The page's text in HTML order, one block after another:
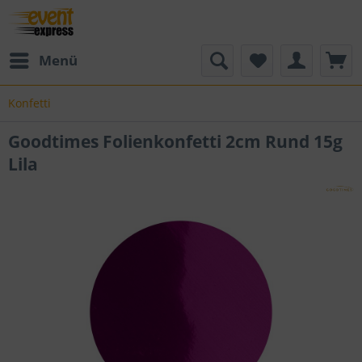
Menü
Konfetti
Goodtimes Folienkonfetti 2cm Rund 15g
Lila